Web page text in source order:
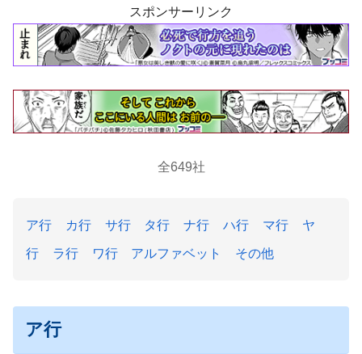
スポンサーリンク
全649社
ア行 カ行 サ行 タ行 ナ行 ハ行 マ行 ヤ
行 ラ行 ワ行 アルファベット その他
ア行